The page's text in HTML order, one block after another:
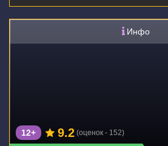
Инфо
12+ 9.2 (оценок - 152)